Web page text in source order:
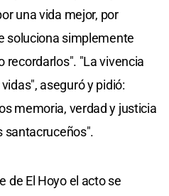
una vida mejor, por
soluciona simplemente
recordarlos". "La vivencia
aseguró y pidió:
memoria, verdad y justicia
santacruceños".
de El Hoyo el acto se